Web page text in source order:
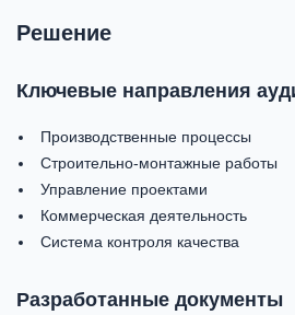
Решение
Ключевые направления
Производственные процессы
Строительно-монтажные работы
Управление проектами
Коммерческая деятельность
Система контроля качества
Разработанные документы